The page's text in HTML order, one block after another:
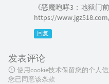
《恶魔咆哮3：地狱门
https://
回复
发表评论
使用cookie技术保留您的个人
您已同意该条款